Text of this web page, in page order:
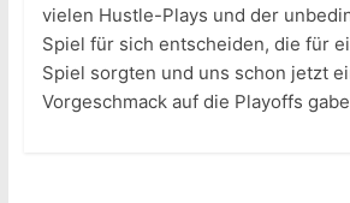
vielen Hustle-Plays und der
Spiel für sich entscheiden, die für
Spiel sorgten und uns schon jetzt
Vorgeschmack auf die Playoffs